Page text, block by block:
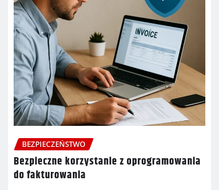
BEZPIECZEŃSTWO
Bezpieczne korzystanie z oprogramowania
do fakturowania